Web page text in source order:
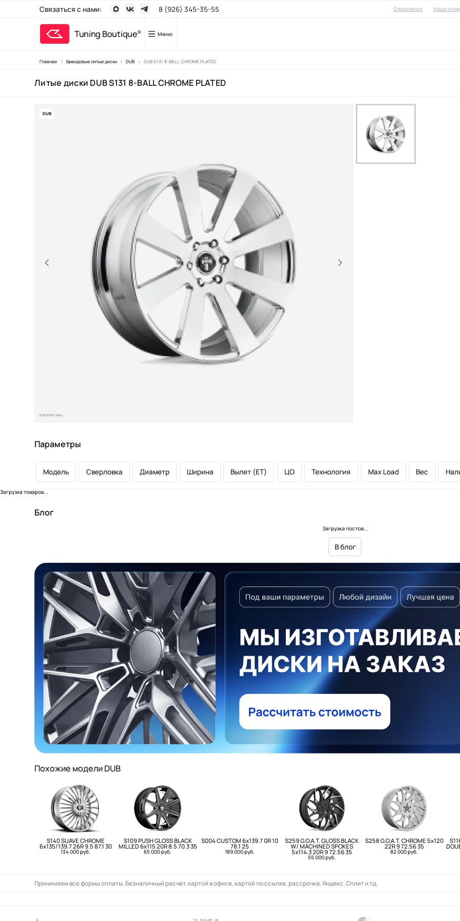
Связаться с нами: 8 (926) 345-35-55 О компании Наши
Tuning Boutique© Меню
Тюнинг
Брендовые литые диски
Производство дисков
Главная Брендовые литые диски DUB DUB S131 8-BALL CHROME PLATED
Литые диски DUB S131 8-BALL CHROME PLATED
DUB
DUB S131 8-BALL
Параметры
Модель Сверловка Диаметр Ширина Вылет (ET) ЦО Технология Max Load Вес
Загрузка товаров...
Блог
Загрузка постов...
В блог
Похожие модели DUB
S140 SUAVE CHROME
6x135/139.7 26R 9.5 87.1 30
134 000 руб.
S109 PUSH GLOSS BLACK
MILLED 6x115 20R 8.5 70.3 35
65 000 руб.
S004 CUSTOM 6x139.7 0R 10
78.1 25
189 000 руб.
S259 G.O.A.T. GLOSS BLACK
W/ MACHINED SPOKES
5x114.3 20R 9 72.56 35
55 000 руб.
S258 G.O.A.T. CHROME 5x120
22R 9 72.56 35
82 000 руб.
Принимаем все формы оплаты. Безналичный расчет, картой в офисе, картой по ссылке, рассрочка, Яндекс. Сплит и тд.